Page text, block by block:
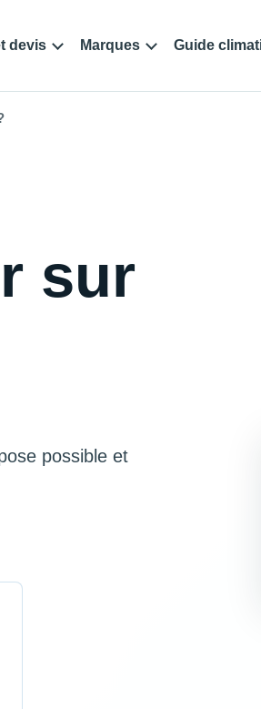
devis Marques Guide
sur
possible et